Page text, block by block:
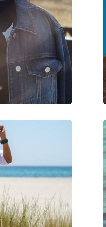
138 mm
145 mm
18 mm
100 г
Нет
Да
Солнцезащитные
Мода